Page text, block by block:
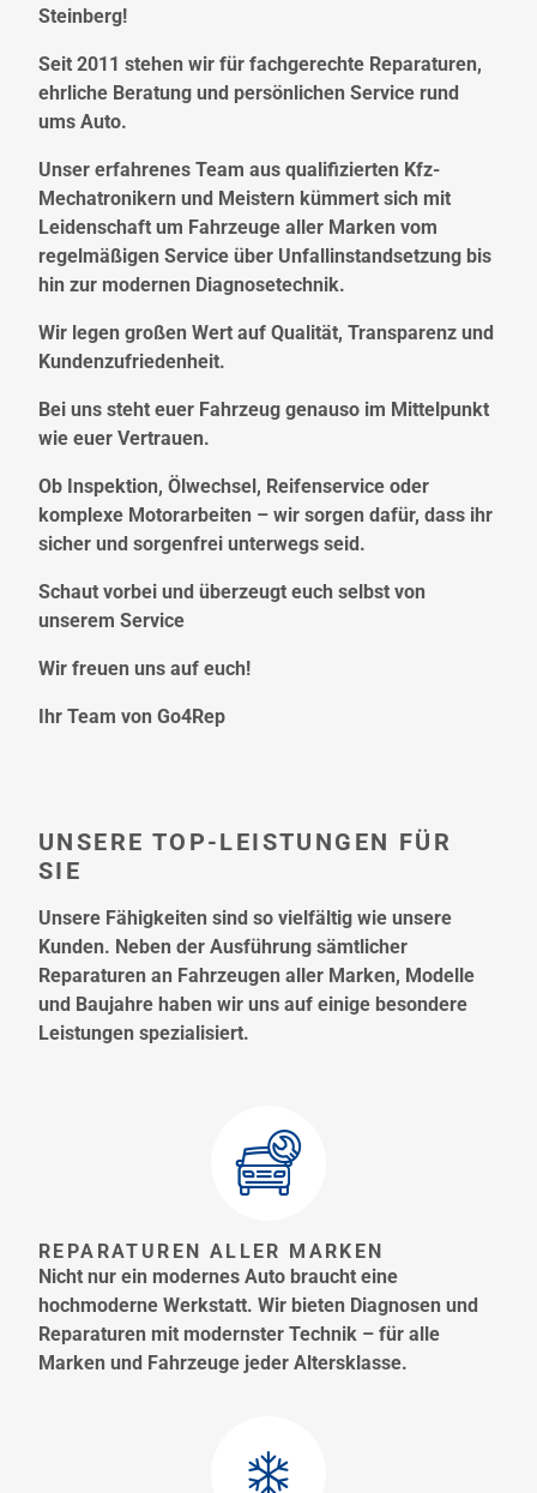
Steinberg!
Seit 2011 stehen wir für fachgerechte Reparaturen,
ehrliche Beratung und persönlichen Service rund
ums Auto.
Unser erfahrenes Team aus qualifizierten Kfz-
Mechatronikern und Meistern kümmert sich mit
Leidenschaft um Fahrzeuge aller Marken vom
regelmäßigen Service über Unfallinstandsetzung bis
hin zur modernen Diagnosetechnik.
Wir legen großen Wert auf Qualität, Transparenz und
Kundenzufriedenheit.
Bei uns steht euer Fahrzeug genauso im Mittelpunkt
wie euer Vertrauen.
Ob Inspektion, Ölwechsel, Reifenservice oder
komplexe Motorarbeiten – wir sorgen dafür, dass ihr
sicher und sorgenfrei unterwegs seid.
Schaut vorbei und überzeugt euch selbst von
unserem Service
Wir freuen uns auf euch!
Ihr Team von Go4Rep
UNSERE TOP-LEISTUNGEN FÜR
SIE
Unsere Fähigkeiten sind so vielfältig wie unsere
Kunden. Neben der Ausführung sämtlicher
Reparaturen an Fahrzeugen aller Marken, Modelle
und Baujahre haben wir uns auf einige besondere
Leistungen spezialisiert.
REPARATUREN ALLER MARKEN
Nicht nur ein modernes Auto braucht eine
hochmoderne Werkstatt. Wir bieten Diagnosen und
Reparaturen mit modernster Technik – für alle
Marken und Fahrzeuge jeder Altersklasse.